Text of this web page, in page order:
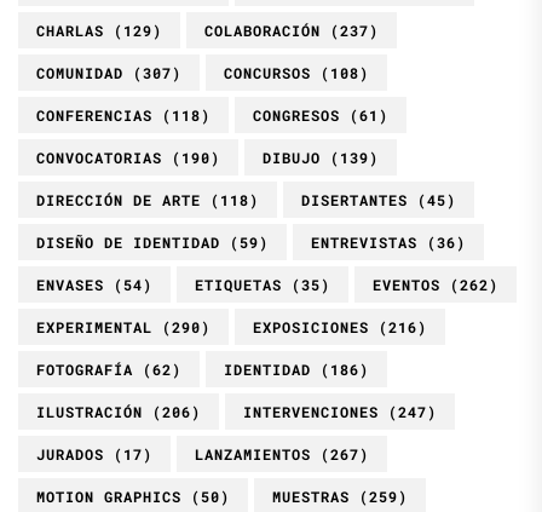
CHARLAS (129) COLABORACIÓN (237)
COMUNIDAD (307) CONCURSOS (108)
CONFERENCIAS (118) CONGRESOS (61)
CONVOCATORIAS (190) DIBUJO (139)
DIRECCIÓN DE ARTE (118) DISERTANTES (45)
DISEÑO DE IDENTIDAD (59) ENTREVISTAS (36)
ENVASES (54) ETIQUETAS (35) EVENTOS (262)
EXPERIMENTAL (290) EXPOSICIONES (216)
FOTOGRAFÍA (62) IDENTIDAD (186)
ILUSTRACIÓN (206) INTERVENCIONES (247)
JURADOS (17) LANZAMIENTOS (267)
MOTION GRAPHICS (50) MUESTRAS (259)